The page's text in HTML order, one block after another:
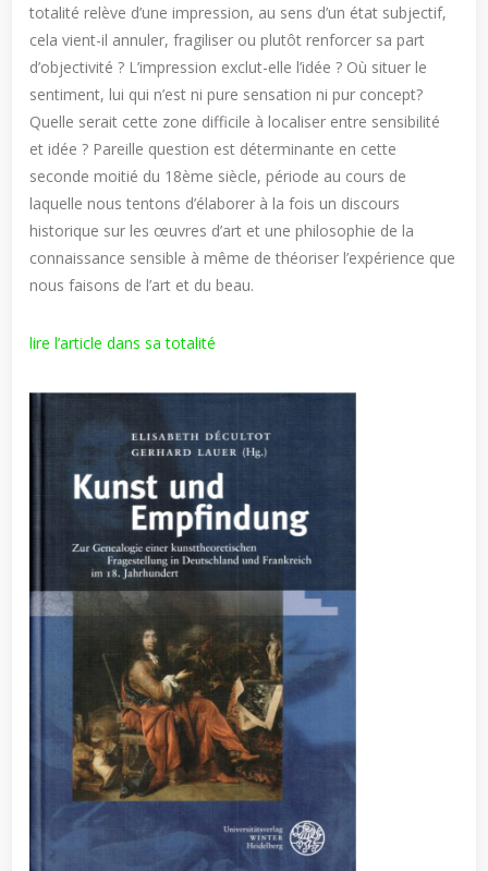
totalité relève d’une impression, au sens d’un état subjectif,
cela vient-il annuler, fragiliser ou plutôt renforcer sa part
d’objectivité ? L’impression exclut-elle l’idée ? Où situer le
sentiment, lui qui n’est ni pure sensation ni pur concept?
Quelle serait cette zone difficile à localiser entre sensibilité
et idée ? Pareille question est déterminante en cette
seconde moitié du 18ème siècle, période au cours de
laquelle nous tentons d’élaborer à la fois un discours
historique sur les œuvres d’art et une philosophie de la
connaissance sensible à même de théoriser l’expérience que
nous faisons de l’art et du beau.
lire l’article dans sa totalité